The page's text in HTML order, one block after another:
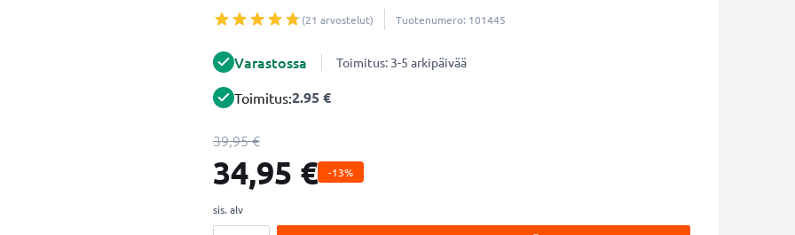
(21 arvostelut) Tuotenumero: 101445
Varastossa Toimitus: 3-5 arkipäivää
Toimitus:2.95 €
39,95 €
34,95 € -13%
sis. alv